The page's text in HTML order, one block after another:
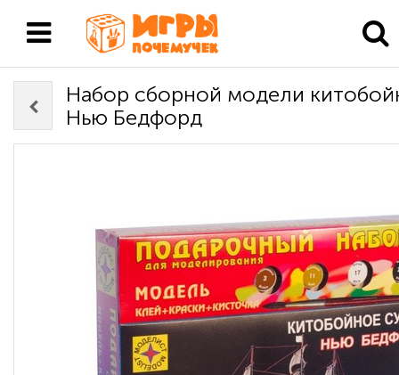
Набор сборной модели
Нью Бедфорд